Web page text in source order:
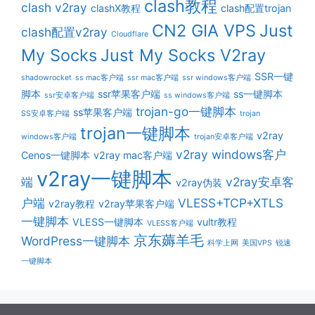
clash v2ray clashX教程 clash教程 clash配置trojan
clash配置v2ray Cloudflare CN2 GIA VPS Just
My Socks Just My Socks V2ray
shadowrocket ss mac客户端 ssr mac客户端 ssr windows客户端 SSR一键
脚本 ssr安卓客户端 ssr苹果客户端 ss windows客户端 ss一键脚本
SS安卓客户端 ss苹果客户端 trojan-go一键脚本 trojan
windows客户端 trojan一键脚本 trojan安卓客户端 v2ray
Cenos一键脚本 v2ray mac客户端 v2ray windows客户
端 v2ray一键脚本 v2ray伪装 v2ray安卓客
户端 v2ray教程 v2ray苹果客户端 VLESS+TCP+XTLS
一键脚本 VLESS一键脚本 VLESS客户端 vultr教程
WordPress一键脚本 京东薅羊毛 科学上网 美国VPS 锐速
一键脚本